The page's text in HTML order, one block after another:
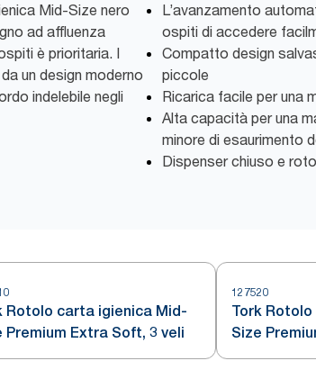
Mid-Size nero
ad affluenza
è prioritaria. I
un design moderno
indelebile negli
L’avanzamento
ospiti di accedere
Compatto design
piccole
Ricarica facile per una
Alta capacità per una
minore di esaurimento
Dispenser chiuso e
Rotolo carta igienica Mid-
Premium Extra Soft, 3 veli
127520
Tork
Size